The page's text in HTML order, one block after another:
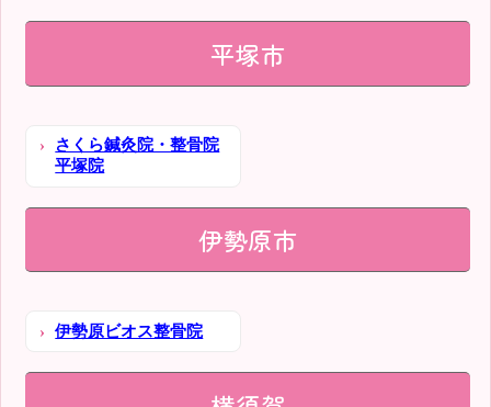
平塚市
さくら鍼灸院・整骨院
平塚院
伊勢原市
伊勢原ビオス整骨院